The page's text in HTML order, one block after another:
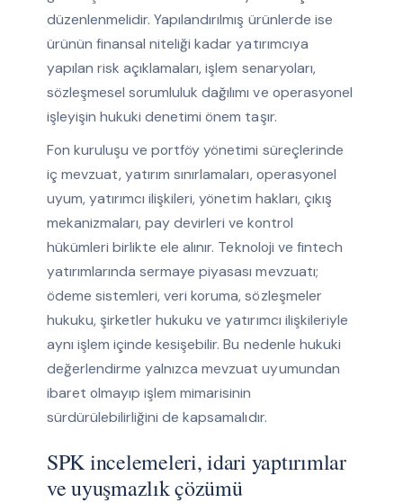
düzenlenmelidir. Yapılandırılmış ürünlerde ise
ürünün finansal niteliği kadar yatırımcıya
yapılan risk açıklamaları, işlem senaryoları,
sözleşmesel sorumluluk dağılımı ve operasyonel
işleyişin hukuki denetimi önem taşır.
Fon kuruluşu ve portföy yönetimi süreçlerinde
iç mevzuat, yatırım sınırlamaları, operasyonel
uyum, yatırımcı ilişkileri, yönetim hakları, çıkış
mekanizmaları, pay devirleri ve kontrol
hükümleri birlikte ele alınır. Teknoloji ve fintech
yatırımlarında sermaye piyasası mevzuatı;
ödeme sistemleri, veri koruma, sözleşmeler
hukuku, şirketler hukuku ve yatırımcı ilişkileriyle
aynı işlem içinde kesişebilir. Bu nedenle hukuki
değerlendirme yalnızca mevzuat uyumundan
ibaret olmayıp işlem mimarisinin
sürdürülebilirliğini de kapsamalıdır.
SPK incelemeleri, idari yaptırımlar
ve uyuşmazlık çözümü